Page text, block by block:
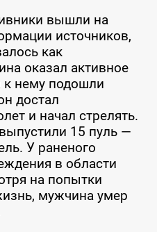
вышли на
источников,
как
оказал активное
к нему подошли
достал
и начал стрелять.
15 пуль —
У раненого
в области
на попытки
мужчина умер